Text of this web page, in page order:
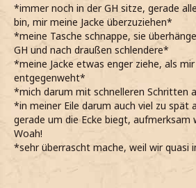
*immer noch in der GH sitze, gerade
bin, mir meine Jacke überzuziehen*
*meine Tasche schnappe, sie
GH und nach draußen schlendere*
*meine Jacke etwas enger ziehe, als
entgegenweht*
*mich darum mit schnelleren Schritten
*in meiner Eile darum auch viel zu spät
gerade um die Ecke biegt, aufmerksam
Woah!
*sehr überrascht mache, weil wir quasi